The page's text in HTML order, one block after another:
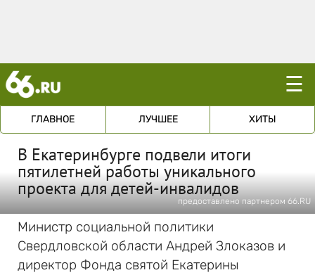
☰
ГЛАВНОЕ ЛУЧШЕЕ ХИТЫ
В Екатеринбурге подвели итоги
пятилетней работы уникального
проекта для детей-инвалидов
предоставлено партнером 66.RU
Министр социальной политики
Свердловской области Андрей Злоказов и
директор Фонда святой Екатерины